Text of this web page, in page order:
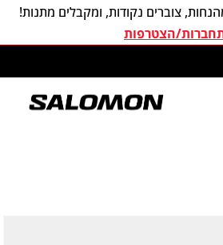
צוברים נקודות, ומקבלים מתנות!
הצטרפות